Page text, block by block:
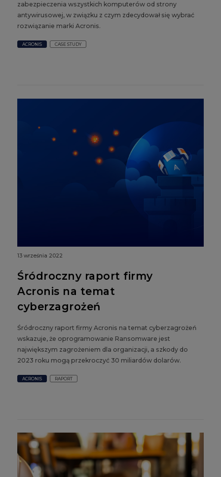
zabezpieczenia wszystkich komputerów od strony
antywirusowej, w związku z czym zdecydował się wybrać
rozwiązanie marki Acronis.
ACRONIS CASE STUDY
13 września 2022
Śródroczny raport firmy
Acronis na temat
cyberzagrożeń
Śródroczny raport firmy Acronis na temat cyberzagrożeń
wskazuje, że oprogramowanie Ransomware jest
największym zagrożeniem dla organizacji, a szkody do
2023 roku mogą przekroczyć 30 miliardów dolarów.
ACRONIS RAPORT